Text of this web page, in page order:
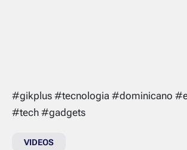
#gikplus #tecnologia #dominicano
#tech #gadgets
VIDEOS